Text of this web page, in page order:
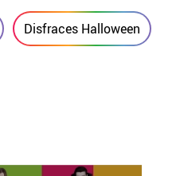
Disfraces Halloween